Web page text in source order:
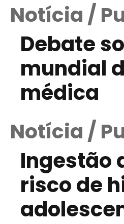
Notícia /
Debate
mundial
médica
Notícia /
Ingestão
risco de